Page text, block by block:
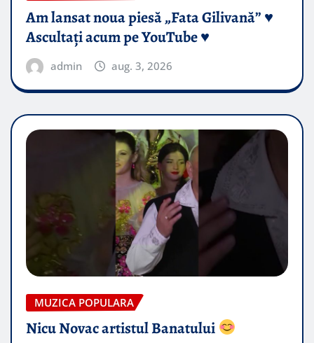
Am lansat noua piesă „Fata Gilivană” ♥️
Ascultați acum pe YouTube ♥️
admin aug. 3, 2026
MUZICA POPULARA
Nicu Novac artistul Banatului